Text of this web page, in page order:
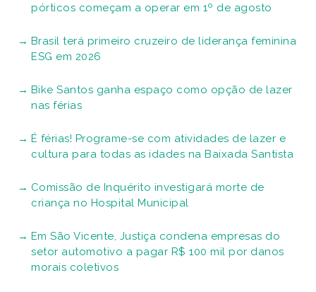
pórticos começam a operar em 1º de agosto
Brasil terá primeiro cruzeiro de liderança feminina
ESG em 2026
Bike Santos ganha espaço como opção de lazer
nas férias
É férias! Programe-se com atividades de lazer e
cultura para todas as idades na Baixada Santista
Comissão de Inquérito investigará morte de
criança no Hospital Municipal
Em São Vicente, Justiça condena empresas do
setor automotivo a pagar R$ 100 mil por danos
morais coletivos